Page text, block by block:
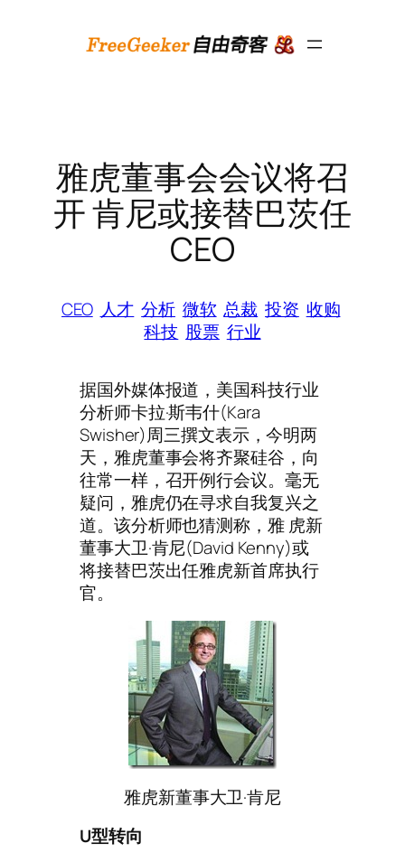
雅虎董事会会议将召
开 肯尼或接替巴茨任
CEO
CEO 人才 分析 微软 总裁 投资 收购
科技 股票 行业
据国外媒体报道，美国科技行业
分析师卡拉·斯韦什(Kara
Swisher)周三撰文表示，今明两
天，雅虎董事会将齐聚硅谷，向
往常一样，召开例行会议。毫无
疑问，雅虎仍在寻求自我复兴之
道。该分析师也猜测称，雅 虎新
董事大卫·肯尼(David Kenny)或
将接替巴茨出任雅虎新首席执行
官。
雅虎新董事大卫·肯尼
U型转向